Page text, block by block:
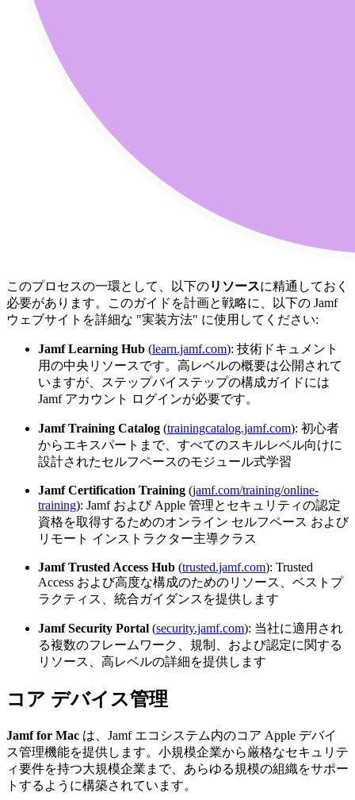
このプロセスの一環として、以下のリソースに精通しておく
必要があります。このガイドを計画と戦略に、以下の Jamf
ウェブサイトを詳細な "実装方法" に使用してください:
Jamf Learning Hub (learn.jamf.com): 技術ドキュメント
用の中央リソースです。高レベルの概要は公開されて
いますが、ステップバイステップの構成ガイドには
Jamf アカウント ログインが必要です。
Jamf Training Catalog (trainingcatalog.jamf.com): 初心者
からエキスパートまで、すべてのスキルレベル向けに
設計されたセルフペースのモジュール式学習
Jamf Certification Training (jamf.com/training/online-
training): Jamf および Apple 管理とセキュリティの認定
資格を取得するためのオンライン セルフペース および
リモート インストラクター主導クラス
Jamf Trusted Access Hub (trusted.jamf.com): Trusted
Access および高度な構成のためのリソース、ベストプ
ラクティス、統合ガイダンスを提供します
Jamf Security Portal (security.jamf.com): 当社に適用され
る複数のフレームワーク、規制、および認定に関する
リソース、高レベルの詳細を提供します
コア デバイス管理
Jamf for Mac は、Jamf エコシステム内のコア Apple デバイ
ス管理機能を提供します。小規模企業から厳格なセキュリテ
ィ要件を持つ大規模企業まで、あらゆる規模の組織をサポー
トするように構築されています。